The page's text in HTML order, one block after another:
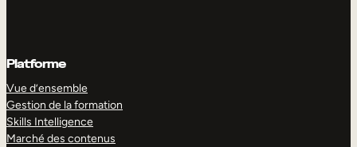
Platforme
Vue d’ensemble
Gestion de la formation
Skills Intelligence
Marché des contenus